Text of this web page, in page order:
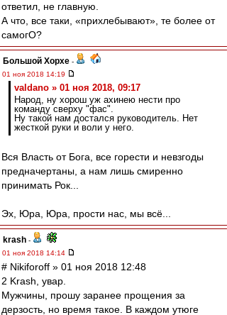
ответил, не главную.
А что, все таки, «прихлебывают», те более от
самогО?
Большой Хорхе -
01 ноя 2018 14:19
valdano » 01 ноя 2018, 09:17
Народ, ну хорош уж ахинею нести про
команду сверху "фас".
Ну такой нам достался руководитель. Нет
жесткой руки и воли у него.
Вся Власть от Бога, все горести и невзгоды
предначертаны, а нам лишь смиренно
принимать Рок...
Эх, Юра, Юра, прости нас, мы всё...
krash -
01 ноя 2018 14:14
# Nikiforoff » 01 ноя 2018 12:48
2 Krash, увар.
Мужчины, прошу заранее прощения за
дерзость, но время такое. В каждом утюге